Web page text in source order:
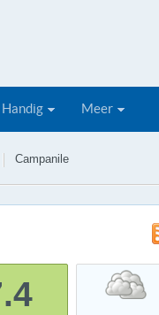
Handig Meer
Campanile